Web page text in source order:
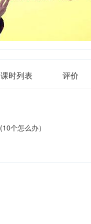
课时列表 评价
个怎么办）